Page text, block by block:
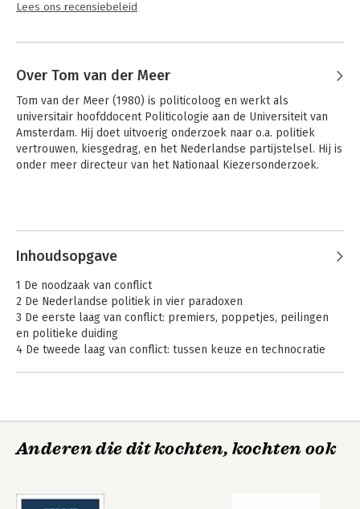
Lees ons recensiebeleid
Over Tom van der Meer
Tom van der Meer (1980) is politicoloog en werkt als
universitair hoofddocent Politicologie aan de Universiteit van
Amsterdam. Hij doet uitvoerig onderzoek naar o.a. politiek
vertrouwen, kiesgedrag, en het Nederlandse partijstelsel. Hij is
onder meer directeur van het Nationaal Kiezersonderzoek.
politicologisch oogpunt commentaar geeft op de actualiteit.
Andere boeken door Tom van der
Meer
Waardenloze
Niet de kiezer is
Inhoudsopgave
1 De noodzaak van conflict
2 De Nederlandse politiek in vier paradoxen
3 De eerste laag van conflict: premiers, poppetjes, peilingen
en politieke duiding
4 De tweede laag van conflict: tussen keuze en technocratie
Noten
Anderen die dit kochten, kochten ook